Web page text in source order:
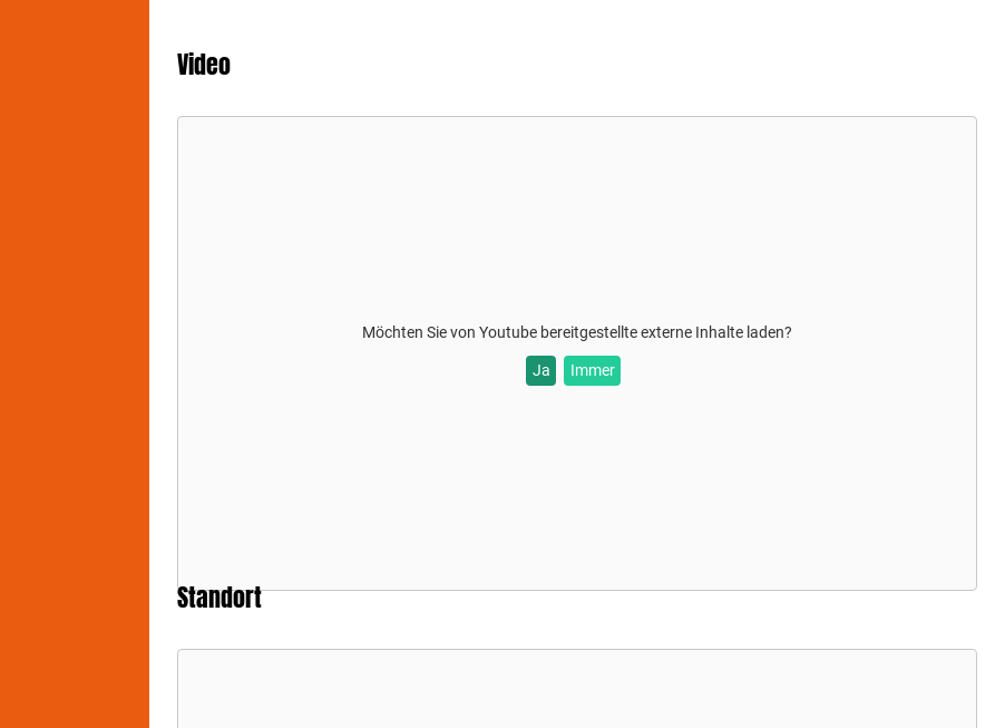
Video
Möchten Sie vonYoutube bereitgestellte externe Inhalte laden?
Ja Immer
Standort